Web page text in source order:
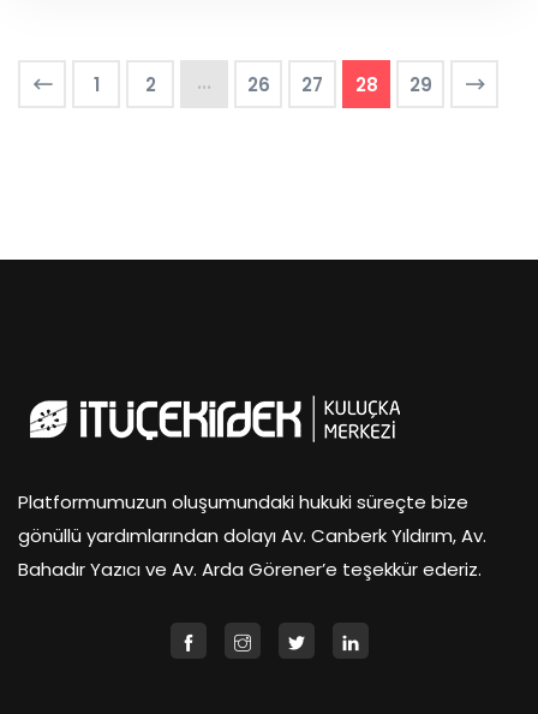
1 2 ... 26 27 28 29
Platformumuzun oluşumundaki hukuki süreçte bize
gönüllü yardımlarından dolayı Av. Canberk Yıldırım, Av.
Bahadır Yazıcı ve Av. Arda Görener’e teşekkür ederiz.